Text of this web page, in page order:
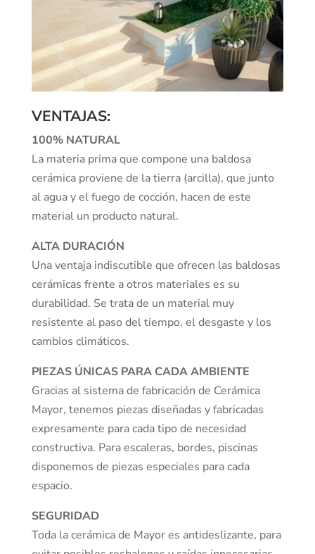
VENTAJAS:
100% NATURAL
La materia prima que compone una baldosa
cerámica proviene de la tierra (arcilla), que junto
al agua y el fuego de cocción, hacen de este
material un producto natural.
ALTA DURACIÓN
Una ventaja indiscutible que ofrecen las baldosas
cerámicas frente a otros materiales es su
durabilidad. Se trata de un material muy
resistente al paso del tiempo, el desgaste y los
cambios climáticos.
PIEZAS ÚNICAS PARA CADA AMBIENTE
Gracias al sistema de fabricación de Cerámica
Mayor, tenemos piezas diseñadas y fabricadas
expresamente para cada tipo de necesidad
constructiva. Para escaleras, bordes, piscinas
disponemos de piezas especiales para cada
espacio.
SEGURIDAD
Toda la cerámica de Mayor es antideslizante, para